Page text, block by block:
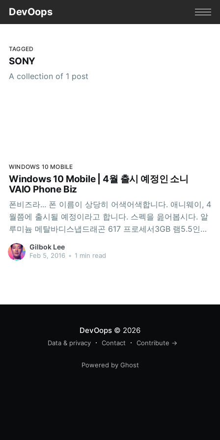
DevOops
TAGGED
SONY
A collection of 1 post
WINDOWS 10 MOBILE
Windows 10 Mobile | 4월 출시 예정인 소니
VAIO Phone Biz
폰비즈라... 폰 이름이 상당히 어색어색합니다. 애니웨이, 4
월쯤에 출시될 예정이라고 합니다. 스펙을 읊어봅시다. 알
루미늄 메탈바디스냅드래곤 617 프로세서3GB 램5.5인치
풀HD 디스플레이1300만 화소 카메라콘티뉴엄[1]을 지원
합니다가격 5만엔 (언락폰 기준)[이미지출처: THE
능 중 하나로, 상황(기기)에 따라 키보드,
Gilbok Lee
Feb 5, 2016 • 1 min read
DevOops© 2026
Data & privacy Contact Contribute →
Powered by Ghost